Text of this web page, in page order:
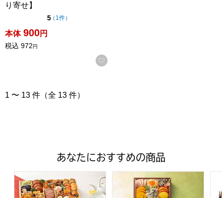
り寄せ】
5点（5点満点中）
（ 1件の評価
）
本体 900円
税込 972円
お気に入りに登録する
1 〜 13 件（全 13 件）
あなたにおすすめの商品
トップバリュ 和洋中特大二段重「饗宴」(きょうえん)【4
トップバリュ 和風三段重「